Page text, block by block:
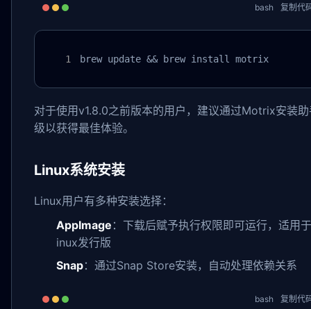
bash 复制代
brew update && brew install motrix
对于使用v1.8.0之前版本的用户，建议通过Motrix安装
级以获得最佳体验。
Linux系统安装
Linux用户有多种安装选择：
AppImage ：下载后赋予执行权限即可运行，适用
inux发行版
Snap：通过Snap Store安装，自动处理依赖关系
bash 复制代